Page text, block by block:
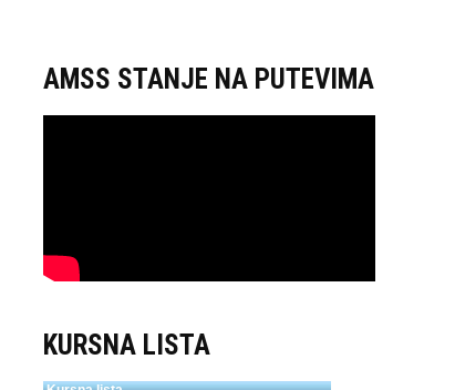
AMSS STANJE NA PUTEVIMA
KURSNA LISTA